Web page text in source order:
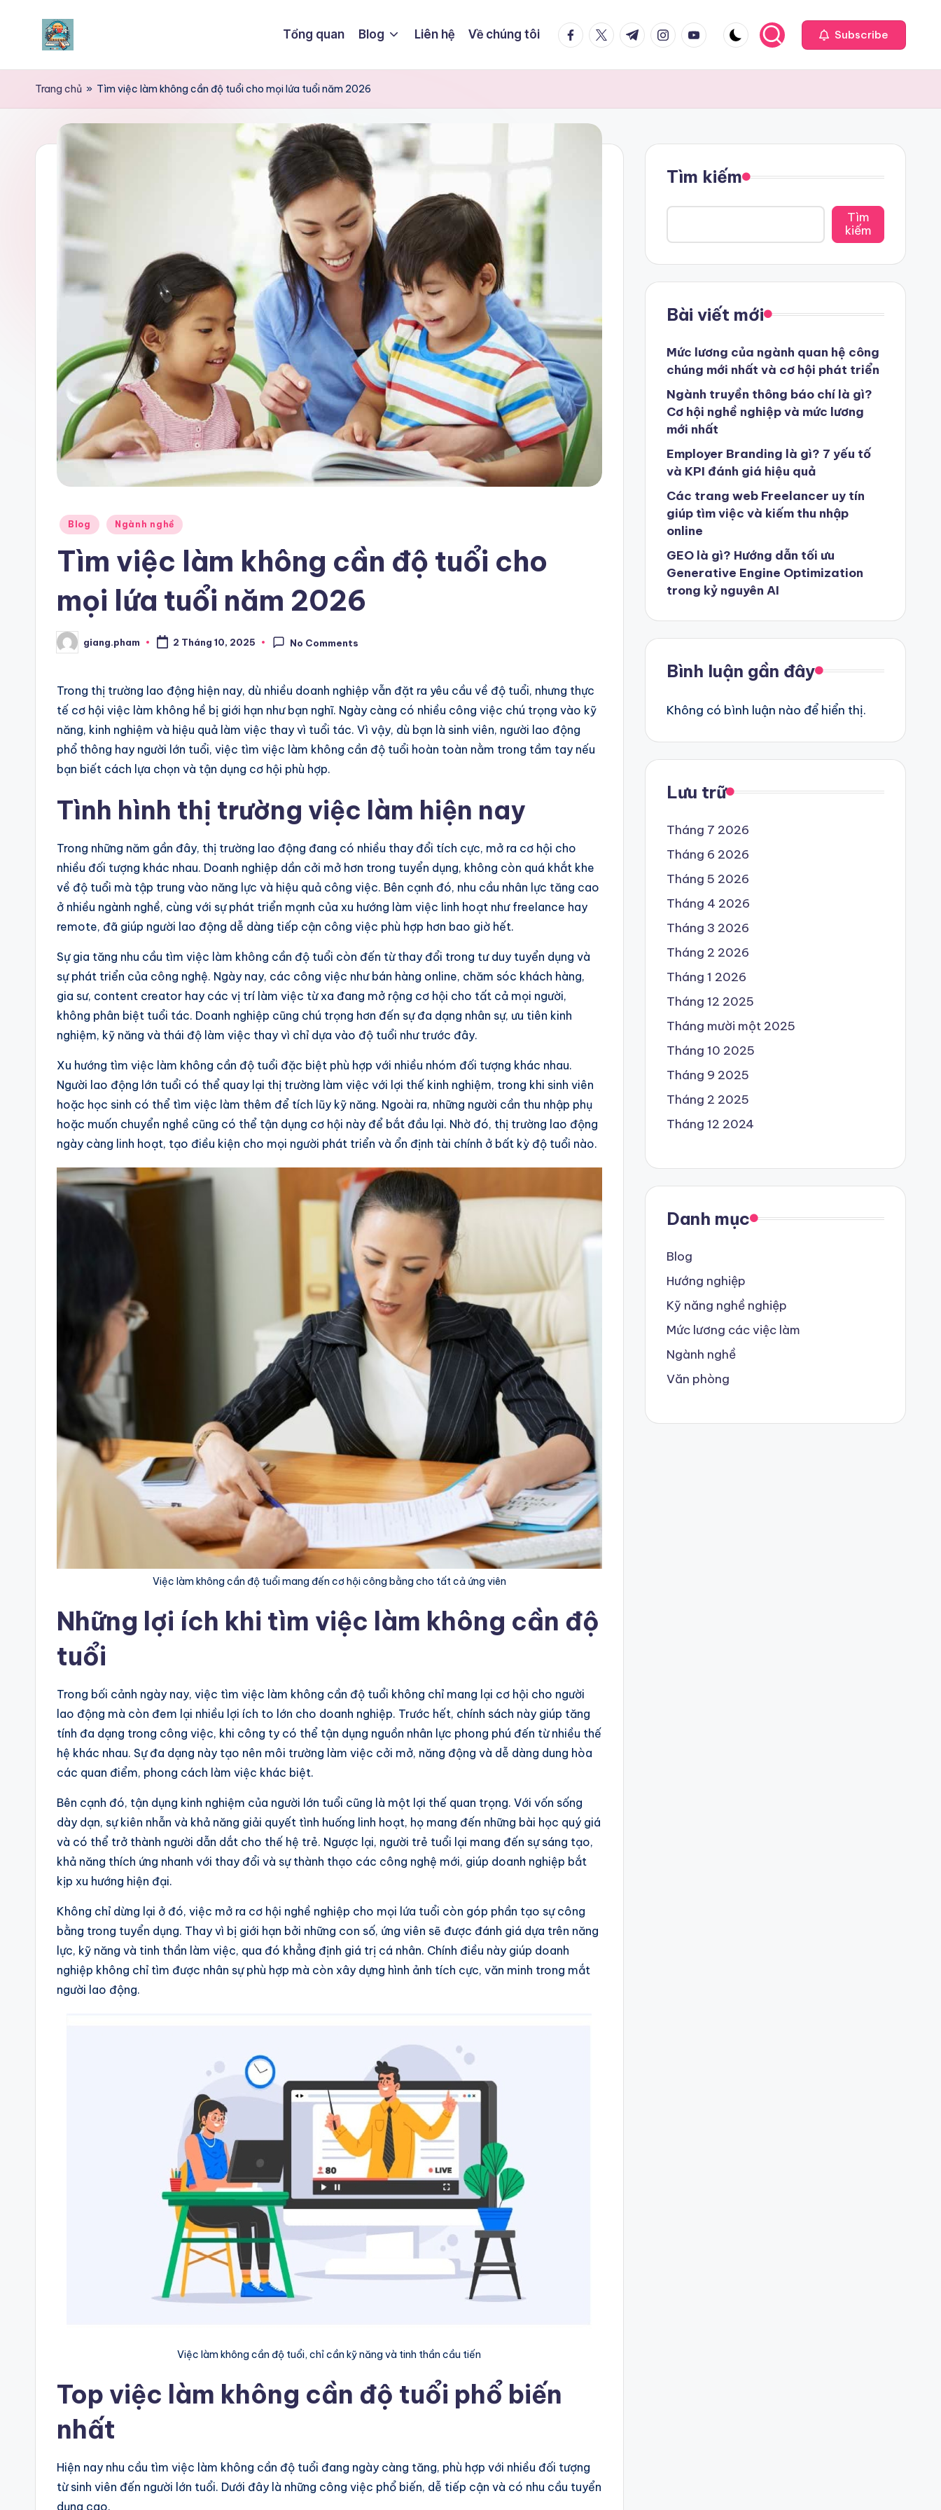
Tổng quan Blog Liên hệ Về chúng tôi facebook.com
twitter.com
t.me instagram.com
youtube.com Subscribe
Trang chủ » Tìm việc làm không cần độ tuổi cho mọi lứa tuổi năm 2026
Posted
Blog Ngành nghề
Tìm việc làm không cần độ tuổi cho
mọi lứa tuổi năm 2026
Posted
by
giang.pham 2 Tháng 10, 2025 No Comments
Trong thị trường lao động hiện nay, dù nhiều doanh nghiệp vẫn đặt ra yêu cầu về độ tuổi, nhưng thực
tế cơ hội việc làm không hề bị giới hạn như bạn nghĩ. Ngày càng có nhiều công việc chú trọng vào kỹ
năng, kinh nghiệm và hiệu quả làm việc thay vì tuổi tác. Vì vậy, dù bạn là sinh viên, người lao động
phổ thông hay người lớn tuổi, việc tìm việc làm không cần độ tuổi hoàn toàn nằm trong tầm tay nếu
bạn biết cách lựa chọn và tận dụng cơ hội phù hợp.
Tình hình thị trường việc làm hiện nay
Trong những năm gần đây, thị trường lao động đang có nhiều thay đổi tích cực, mở ra cơ hội cho
nhiều đối tượng khác nhau. Doanh nghiệp dần cởi mở hơn trong tuyển dụng, không còn quá khắt khe
về độ tuổi mà tập trung vào năng lực và hiệu quả công việc. Bên cạnh đó, nhu cầu nhân lực tăng cao
ở nhiều ngành nghề, cùng với sự phát triển mạnh của xu hướng làm việc linh hoạt như freelance hay
remote, đã giúp người lao động dễ dàng tiếp cận công việc phù hợp hơn bao giờ hết.
Sự gia tăng nhu cầu tìm việc làm không cần độ tuổi còn đến từ thay đổi trong tư duy tuyển dụng và
sự phát triển của công nghệ. Ngày nay, các công việc như bán hàng online, chăm sóc khách hàng,
gia sư, content creator hay các vị trí làm việc từ xa đang mở rộng cơ hội cho tất cả mọi người,
không phân biệt tuổi tác. Doanh nghiệp cũng chú trọng hơn đến sự đa dạng nhân sự, ưu tiên kinh
nghiệm, kỹ năng và thái độ làm việc thay vì chỉ dựa vào độ tuổi như trước đây.
Xu hướng tìm việc làm không cần độ tuổi đặc biệt phù hợp với nhiều nhóm đối tượng khác nhau.
Người lao động lớn tuổi có thể quay lại thị trường làm việc với lợi thế kinh nghiệm, trong khi sinh viên
hoặc học sinh có thể tìm việc làm thêm để tích lũy kỹ năng. Ngoài ra, những người cần thu nhập phụ
hoặc muốn chuyển nghề cũng có thể tận dụng cơ hội này để bắt đầu lại. Nhờ đó, thị trường lao động
ngày càng linh hoạt, tạo điều kiện cho mọi người phát triển và ổn định tài chính ở bất kỳ độ tuổi nào.
Việc làm không cần độ tuổi mang đến cơ hội công bằng cho tất cả ứng viên
Những lợi ích khi tìm việc làm không cần độ
tuổi
Trong bối cảnh ngày nay, việc tìm việc làm không cần độ tuổi không chỉ mang lại cơ hội cho người
lao động mà còn đem lại nhiều lợi ích to lớn cho doanh nghiệp. Trước hết, chính sách này giúp tăng
tính đa dạng trong công việc, khi công ty có thể tận dụng nguồn nhân lực phong phú đến từ nhiều thế
hệ khác nhau. Sự đa dạng này tạo nên môi trường làm việc cởi mở, năng động và dễ dàng dung hòa
các quan điểm, phong cách làm việc khác biệt.
Bên cạnh đó, tận dụng kinh nghiệm của người lớn tuổi cũng là một lợi thế quan trọng. Với vốn sống
dày dạn, sự kiên nhẫn và khả năng giải quyết tình huống linh hoạt, họ mang đến những bài học quý giá
và có thể trở thành người dẫn dắt cho thế hệ trẻ. Ngược lại, người trẻ tuổi lại mang đến sự sáng tạo,
khả năng thích ứng nhanh với thay đổi và sự thành thạo các công nghệ mới, giúp doanh nghiệp bắt
kịp xu hướng hiện đại.
Không chỉ dừng lại ở đó, việc mở ra cơ hội nghề nghiệp cho mọi lứa tuổi còn góp phần tạo sự công
bằng trong tuyển dụng. Thay vì bị giới hạn bởi những con số, ứng viên sẽ được đánh giá dựa trên năng
lực, kỹ năng và tinh thần làm việc, qua đó khẳng định giá trị cá nhân. Chính điều này giúp doanh
nghiệp không chỉ tìm được nhân sự phù hợp mà còn xây dựng hình ảnh tích cực, văn minh trong mắt
người lao động.
Việc làm không cần độ tuổi, chỉ cần kỹ năng và tinh thần cầu tiến
Top việc làm không cần độ tuổi phổ biến
nhất
Hiện nay nhu cầu tìm việc làm không cần độ tuổi đang ngày càng tăng, phù hợp với nhiều đối tượng
từ sinh viên đến người lớn tuổi. Dưới đây là những công việc phổ biến, dễ tiếp cận và có nhu cầu tuyển
dụng cao.
Tìm kiếm
Tìm
kiếm
Bài viết mới
Mức lương của ngành quan hệ công
chúng mới nhất và cơ hội phát triển
Ngành truyền thông báo chí là gì?
Cơ hội nghề nghiệp và mức lương
mới nhất
Employer Branding là gì? 7 yếu tố
và KPI đánh giá hiệu quả
Các trang web Freelancer uy tín
giúp tìm việc và kiếm thu nhập
online
GEO là gì? Hướng dẫn tối ưu
Generative Engine Optimization
trong kỷ nguyên AI
Bình luận gần đây
Không có bình luận nào để hiển thị.
Lưu trữ
Tháng 7 2026
Tháng 6 2026
Tháng 5 2026
Tháng 4 2026
Tháng 3 2026
Tháng 2 2026
Tháng 1 2026
Tháng 12 2025
Tháng mười một 2025
Tháng 10 2025
Tháng 9 2025
Tháng 2 2025
Tháng 12 2024
Danh mục
Blog
Hướng nghiệp
Kỹ năng nghề nghiệp
Mức lương các việc làm
Ngành nghề
Văn phòng